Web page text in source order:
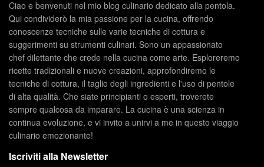
Ciao e benvenuti nel mio blog culinario dedicato alla pentola.
Qui condividerò la mia passione per la cucina, offrendo
conoscenze tecniche sulle varie tecniche di cottura e
suggerimenti su strumenti culinari. Sono un appassionato
chef dilettante che crede nella cucina come arte. Esploreremo
ricette tradizionali e nuove creazioni, approfondiremo le
tecniche di cottura, il taglio degli ingredienti e l'uso di pentole
di alta qualità. Che siate principianti o esperti, troverete
sempre qualcosa da imparare. La cucina è una scienza in
continua evoluzione, e vi invito a unirvi a me in questo viaggio
culinario emozionante!
Iscriviti alla Newsletter